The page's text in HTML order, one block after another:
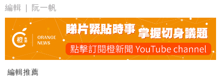
編輯 | 阮一帆
編輯推薦